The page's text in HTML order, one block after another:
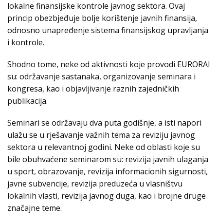
lokalne finansijske kontrole javnog sektora. Ovaj
princip obezbjeđuje bolje korištenje javnih finansija,
odnosno unapređenje sistema finansijskog upravljanja
i kontrole.
Shodno tome, neke od aktivnosti koje provodi EURORAI
su: održavanje sastanaka, organizovanje seminara i
kongresa, kao i objavljivanje raznih zajedničkih
publikacija.
Seminari se održavaju dva puta godišnje, a isti napori
ulažu se u rješavanje važnih tema za reviziju javnog
sektora u relevantnoj godini. Neke od oblasti koje su
bile obuhvaćene seminarom su: revizija javnih ulaganja
u sport, obrazovanje, revizija informacionih sigurnosti,
javne subvencije, revizija preduzeća u vlasništvu
lokalnih vlasti, revizija javnog duga, kao i brojne druge
značajne teme.